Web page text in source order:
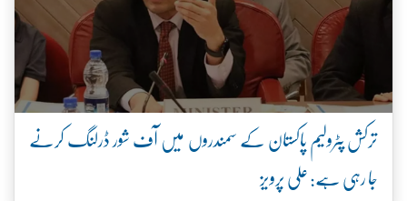
ترکش پٹرولیم پاکستان کے سمندروں میں آف شور ڈرلنگ کرنے
جا رہی ہے: علی پرویز